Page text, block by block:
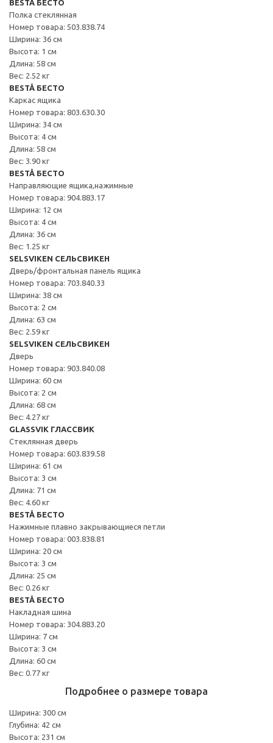
BESTÅ БЕСТО
Полка стеклянная
Номер товара: 503.838.74
Ширина: 36 см
Высота: 1 см
Длина: 58 см
Вес: 2.52 кг
BESTÅ БЕСТО
Каркас ящика
Номер товара: 803.630.30
Ширина: 34 см
Высота: 4 см
Длина: 58 см
Вес: 3.90 кг
BESTÅ БЕСТО
Направляющие ящика,нажимные
Номер товара: 904.883.17
Ширина: 12 см
Высота: 4 см
Длина: 36 см
Вес: 1.25 кг
SELSVIKEN СЕЛЬСВИКЕН
Дверь/фронтальная панель ящика
Номер товара: 703.840.33
Ширина: 38 см
Высота: 2 см
Длина: 63 см
Вес: 2.59 кг
SELSVIKEN СЕЛЬСВИКЕН
Дверь
Номер товара: 903.840.08
Ширина: 60 см
Высота: 2 см
Длина: 68 см
Вес: 4.27 кг
GLASSVIK ГЛАССВИК
Стеклянная дверь
Номер товара: 603.839.58
Ширина: 61 см
Высота: 3 см
Длина: 71 см
Вес: 4.60 кг
BESTÅ БЕСТО
Нажимные плавно закрывающиеся петли
Номер товара: 003.838.81
Ширина: 20 см
Высота: 3 см
Длина: 25 см
Вес: 0.26 кг
BESTÅ БЕСТО
Накладная шина
Номер товара: 304.883.20
Ширина: 7 см
Высота: 3 см
Длина: 60 см
Вес: 0.77 кг
Подробнее о размере товара
Ширина: 300 см
Глубина: 42 см
Высота: 231 см